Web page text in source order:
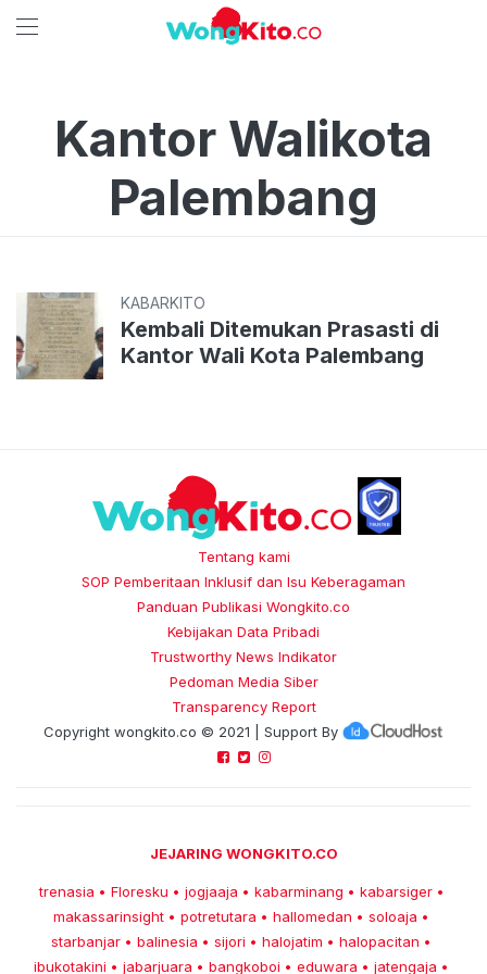
Kantor Walikota
Palembang
KABARKITO
Kembali Ditemukan Prasasti di
Kantor Wali Kota Palembang
Tentang kami
SOP Pemberitaan Inklusif dan Isu Keberagaman
Panduan Publikasi Wongkito.co
Kebijakan Data Pribadi
Trustworthy News Indikator
Pedoman Media Siber
Transparency Report
Copyright wongkito.co © 2021 | Support By
JEJARING WONGKITO.CO
trenasia • Floresku • jogjaaja • kabarminang • kabarsiger •
makassarinsight • potretutara • hallomedan • soloaja •
starbanjar • balinesia • sijori • halojatim • halopacitan •
ibukotakini • jabarjuara • bangkoboi • eduwara • jatengaja •